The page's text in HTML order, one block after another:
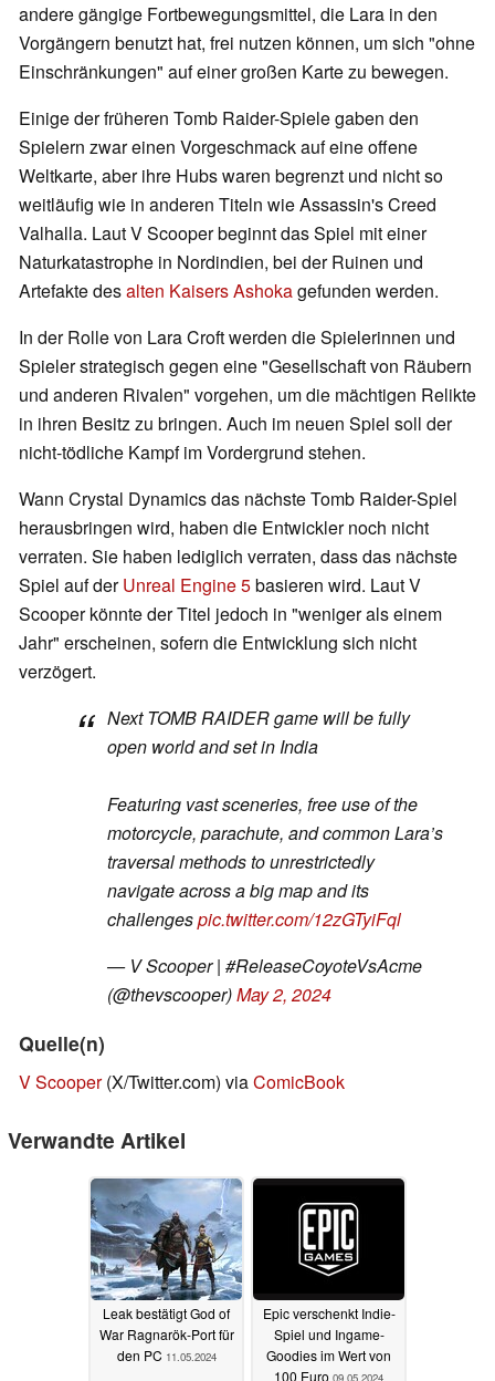
andere gängige Fortbewegungsmittel, die Lara in den
Vorgängern benutzt hat, frei nutzen können, um sich "ohne
Einschränkungen" auf einer großen Karte zu bewegen.
Einige der früheren Tomb Raider-Spiele gaben den
Spielern zwar einen Vorgeschmack auf eine offene
Weltkarte, aber ihre Hubs waren begrenzt und nicht so
weitläufig wie in anderen Titeln wie Assassin's Creed
Valhalla. Laut V Scooper beginnt das Spiel mit einer
Naturkatastrophe in Nordindien, bei der Ruinen und
Artefakte desalten Kaisers Ashokagefunden werden.
In der Rolle von Lara Croft werden die Spielerinnen und
Spieler strategisch gegen eine "Gesellschaft von Räubern
und anderen Rivalen" vorgehen, um die mächtigen Relikte
in ihren Besitz zu bringen. Auch im neuen Spiel soll der
nicht-tödliche Kampf im Vordergrund stehen.
Wann Crystal Dynamics das nächste Tomb Raider-Spiel
herausbringen wird, haben die Entwickler noch nicht
verraten. Sie haben lediglich verraten, dass das nächste
Spiel auf derUnreal Engine 5basieren wird. Laut V
Scooper könnte der Titel jedoch in "weniger als einem
Jahr" erscheinen, sofern die Entwicklung sich nicht
verzögert.
Next TOMB RAIDER game will be fully
open world and set in India
Featuring vast sceneries, free use of the
motorcycle, parachute, and common Lara’s
traversal methods to unrestrictedly
navigate across a big map and its
challengespic.twitter.com/12zGTyiFql
— V Scooper | #ReleaseCoyoteVsAcme
(@thevscooper)May 2, 2024
Quelle(n)
V Scooper(X/Twitter.com) viaComicBook
Verwandte Artikel
Leak bestätigt God of
War Ragnarök-Port für
den PC 11.05.2024
Epic verschenkt Indie-
Spiel und Ingame-
Goodies im Wert von
100 Euro